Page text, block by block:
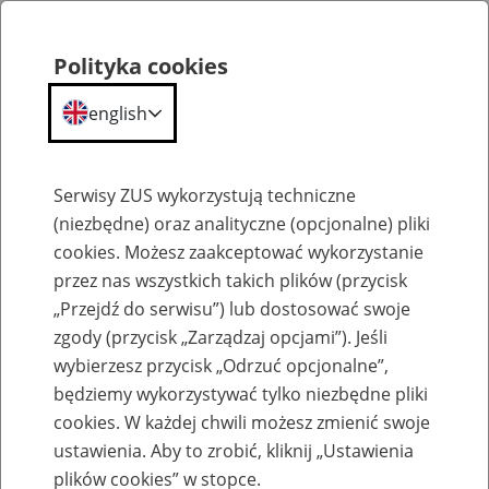
Komunikaty
Zmiana w schemacie plików z raportami z
e-ZLA – informacja dla producentów
Polityka cookies
english
Serwisy ZUS wykorzystują techniczne
(niezbędne) oraz analityczne (opcjonalne) pliki
cookies. Możesz zaakceptować wykorzystanie
przez nas wszystkich takich plików (przycisk
„Przejdź do serwisu”) lub dostosować swoje
zgody (przycisk „Zarządzaj opcjami”). Jeśli
wybierzesz przycisk „Odrzuć opcjonalne”,
będziemy wykorzystywać tylko niezbędne pliki
cookies. W każdej chwili możesz zmienić swoje
ustawienia. Aby to zrobić, kliknij „Ustawienia
plików cookies” w stopce.